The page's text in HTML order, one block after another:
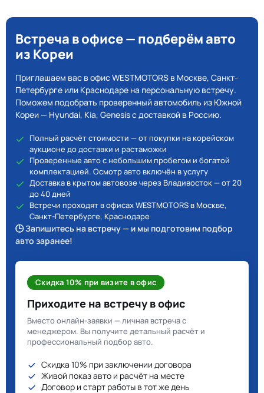
Встреча в офисе — подберём авто
из Кореи
Приглашаем вас в офис WESTMOTORS в Москве, Санкт-
Петербурге или Краснодаре на персональную встречу.
Поможем подобрать проверенный автомобиль из Южной
Кореи — Hyundai, Kia, Genesis с доставкой в Россию.
Полный расчёт стоимости — от покупки на корейском
аукционе до доставки и растаможки
Проверенные авто с небольшим пробегом и богатой
комплектацией. Осмотр авто включён в услугу
Доставка в крытом автовозе через Владивосток — от 20
до 40 дней
Встречи проходят в офисах WESTMOTORS в Москве,
Санкт-Петербурге, Краснодаре
🕒 Запишитесь на встречу — и мы подготовим подбор
авто заранее!
Скидка 10% при визите в офис
Приходите на встречу в офис
Вместо онлайн-заявки — личная встреча с
менеджером. Вы получите детальный расчёт и
профессиональный подбор авто.
Скидка 10% при заключении договора
Живой показ авто и расчёт на месте
Договор и старт работы в тот же день